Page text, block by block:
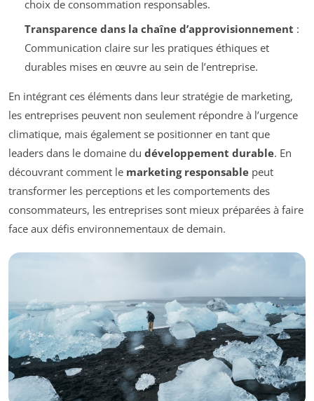
choix de consommation responsables.
Transparence dans la chaîne d’approvisionnement :
Communication claire sur les pratiques éthiques et
durables mises en œuvre au sein de l’entreprise.
En intégrant ces éléments dans leur stratégie de marketing,
les entreprises peuvent non seulement répondre à l’urgence
climatique, mais également se positionner en tant que
leaders dans le domaine du développement durable. En
découvrant comment le marketing responsable peut
transformer les perceptions et les comportements des
consommateurs, les entreprises sont mieux préparées à faire
face aux défis environnementaux de demain.